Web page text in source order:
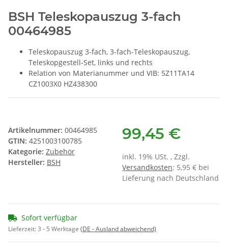
BSH Teleskopauszug 3-fach
00464985
Teleskopauszug 3-fach, 3-fach-Teleskopauszug,
Teleskopgestell-Set, links und rechts
Relation von Materianummer und VIB: 5Z11TA14
CZ1003X0 HZ438300
Artikelnummer: 00464985
GTIN: 4251003100785
Kategorie: Zubehör
Hersteller: BSH
99,45 €
inkl. 19% USt. , Zzgl.
Versandkosten: 5,95 € bei
Lieferung nach Deutschland
Sofort verfügbar
Lieferzeit:3 - 5 Werktage (DE - Ausland abweichend)